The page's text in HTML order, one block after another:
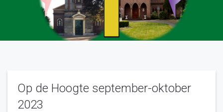
Op de Hoogte september-oktober
2023